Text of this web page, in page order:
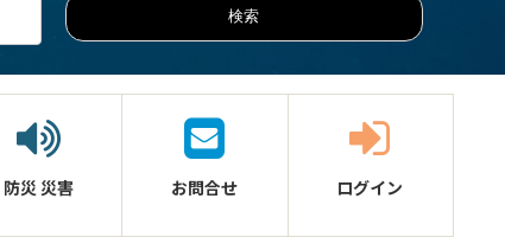
防災災害 お問合せ ログイン